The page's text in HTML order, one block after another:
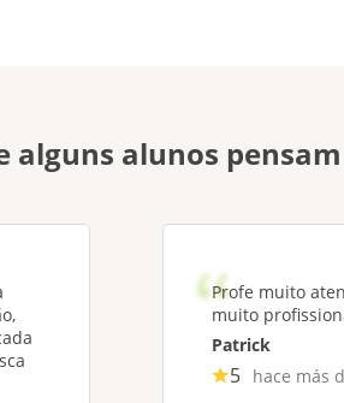
alguns alunos
Profe muito
muito
Patrick
5 hace más